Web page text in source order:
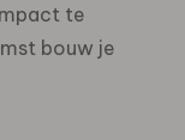
te
bouw je